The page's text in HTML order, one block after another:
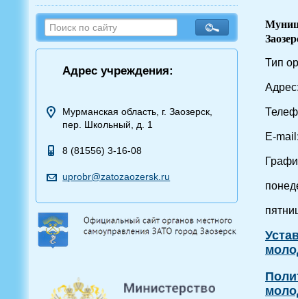
Адрес учреждения:
Мурманская область, г. Заозерск,
пер. Школьный, д. 1
8 (81556) 3-16-08
uprobr@zatozaozersk.ru
Тип
E-